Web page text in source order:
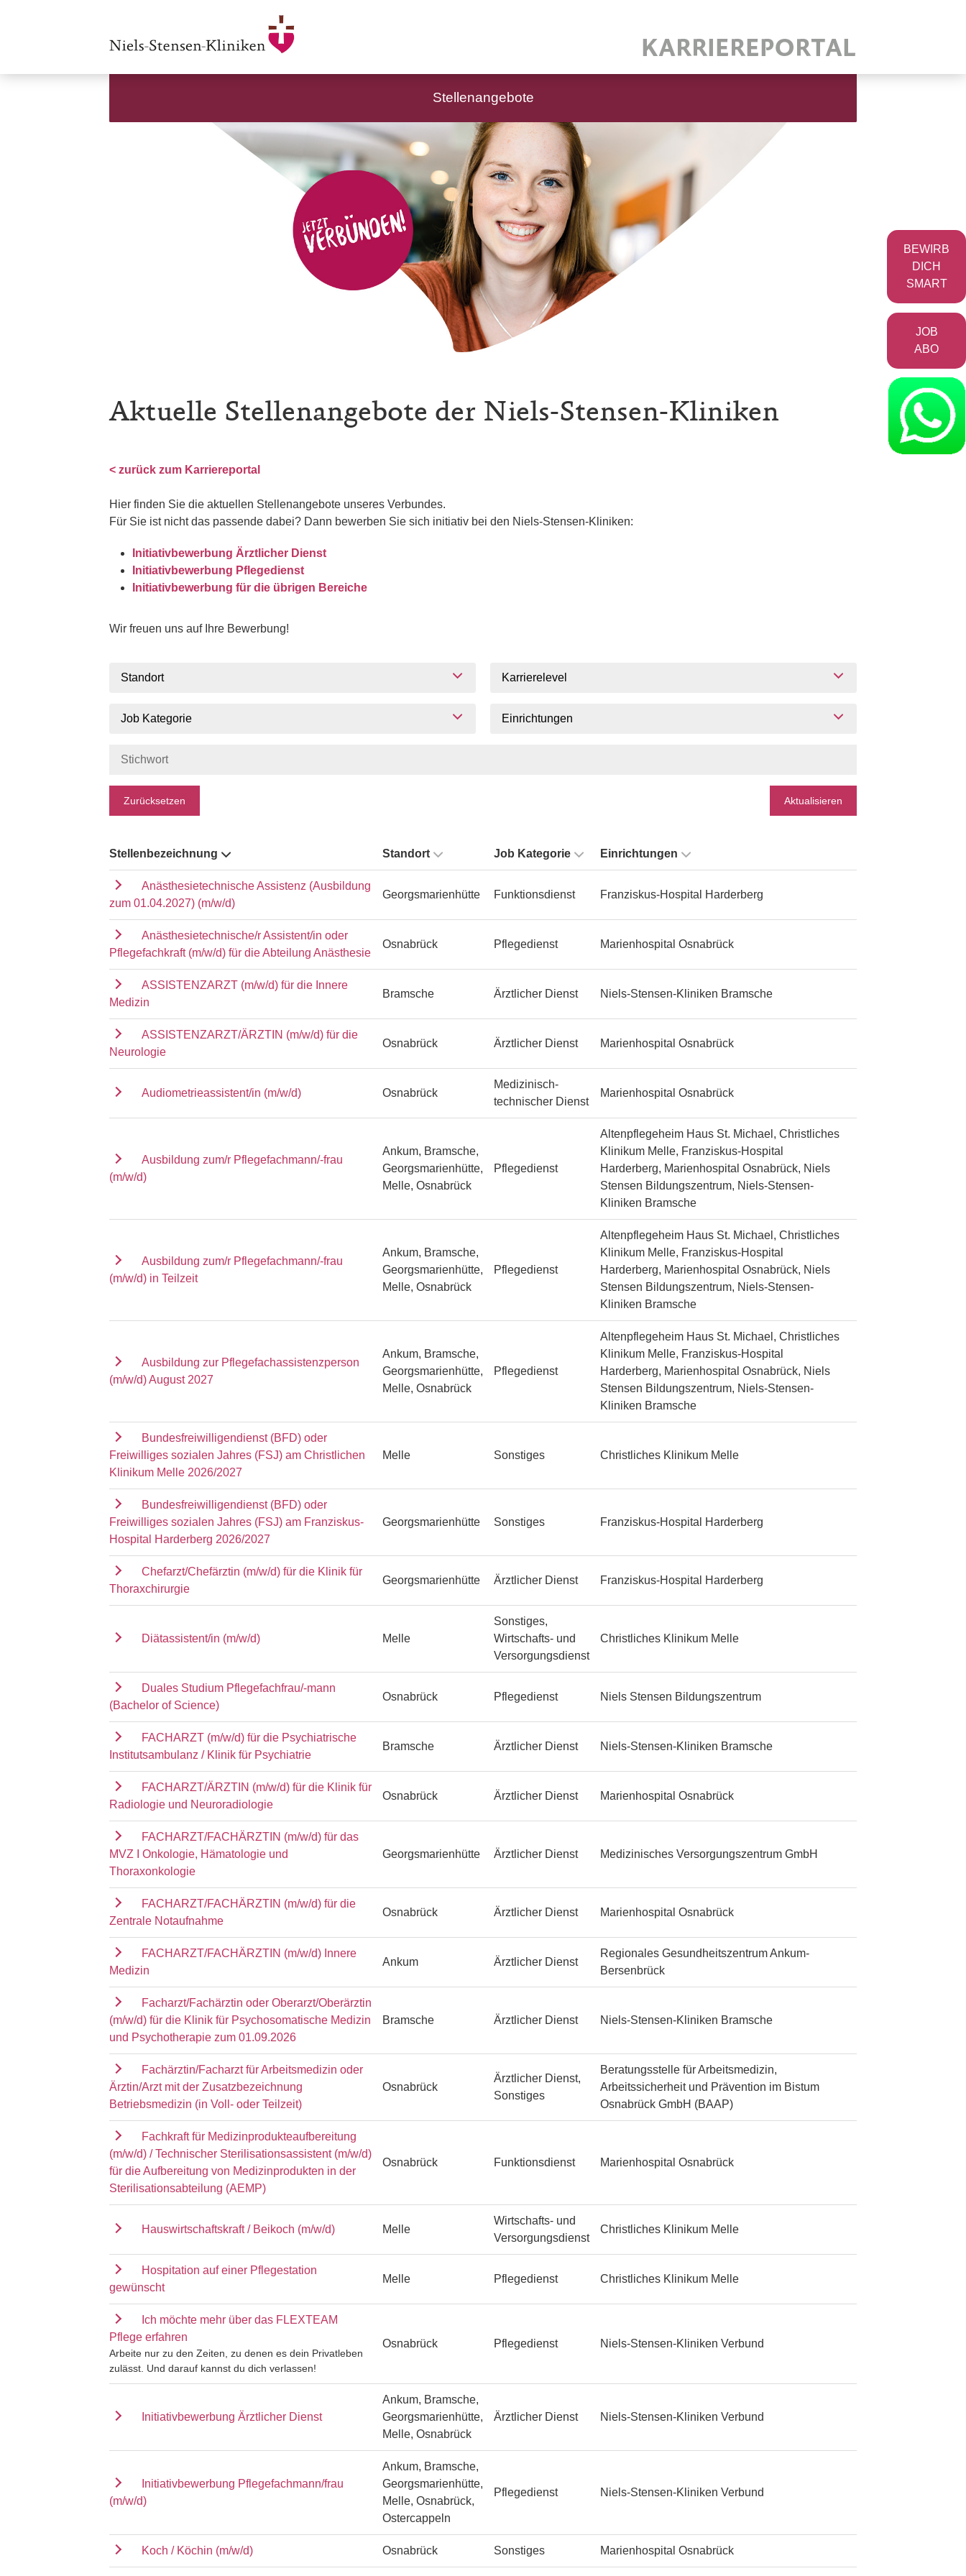
Stellenangebote
Aktuelle Stellenangebote der Niels-Stensen-Kliniken
< zurück zum Karriereportal
Hier finden Sie die aktuellen Stellenangebote unseres Verbundes.
Für Sie ist nicht das passende dabei? Dann bewerben Sie sich initiativ bei den Niels-Stensen-Kliniken:
Initiativbewerbung Ärztlicher Dienst
Initiativbewerbung Pflegedienst
Initiativbewerbung für die übrigen Bereiche
Wir freuen uns auf Ihre Bewerbung!
Standort Karrierelevel
Job Kategorie Einrichtungen
Zurücksetzen Aktualisieren
Stellenbezeichnung Standort Job Kategorie Einrichtungen
Anästhesietechnische Assistenz (Ausbildung
zum 01.04.2027) (m/w/d)
Georgsmarienhütte Funktionsdienst Franziskus-Hospital Harderberg
Anästhesietechnische/r Assistent/in oder
Pflegefachkraft (m/w/d) für die Abteilung Anästhesie
Osnabrück Pflegedienst Marienhospital Osnabrück
ASSISTENZARZT (m/w/d) für die Innere
Medizin
Bramsche Ärztlicher Dienst Niels-Stensen-Kliniken Bramsche
ASSISTENZARZT/ÄRZTIN (m/w/d) für die
Neurologie
Osnabrück Ärztlicher Dienst Marienhospital Osnabrück
Audiometrieassistent/in (m/w/d) Osnabrück
Medizinisch-
technischer Dienst
Marienhospital Osnabrück
Ausbildung zum/r Pflegefachmann/-frau
(m/w/d)
Ankum, Bramsche,
Georgsmarienhütte,
Melle, Osnabrück
Pflegedienst
Altenpflegeheim Haus St. Michael, Christliches
Klinikum Melle, Franziskus-Hospital
Harderberg, Marienhospital Osnabrück, Niels
Stensen Bildungszentrum, Niels-Stensen-
Kliniken Bramsche
Ausbildung zum/r Pflegefachmann/-frau
(m/w/d) in Teilzeit
Ankum, Bramsche,
Georgsmarienhütte,
Melle, Osnabrück
Pflegedienst
Altenpflegeheim Haus St. Michael, Christliches
Klinikum Melle, Franziskus-Hospital
Harderberg, Marienhospital Osnabrück, Niels
Stensen Bildungszentrum, Niels-Stensen-
Kliniken Bramsche
Ausbildung zur Pflegefachassistenzperson
(m/w/d) August 2027
Ankum, Bramsche,
Georgsmarienhütte,
Melle, Osnabrück
Pflegedienst
Altenpflegeheim Haus St. Michael, Christliches
Klinikum Melle, Franziskus-Hospital
Harderberg, Marienhospital Osnabrück, Niels
Stensen Bildungszentrum, Niels-Stensen-
Kliniken Bramsche
Bundesfreiwilligendienst (BFD) oder
Freiwilliges sozialen Jahres (FSJ) am Christlichen
Klinikum Melle 2026/2027
Melle Sonstiges Christliches Klinikum Melle
Bundesfreiwilligendienst (BFD) oder
Freiwilliges sozialen Jahres (FSJ) am Franziskus-
Hospital Harderberg 2026/2027
Georgsmarienhütte Sonstiges Franziskus-Hospital Harderberg
Chefarzt/Chefärztin (m/w/d) für die Klinik für
Thoraxchirurgie
Georgsmarienhütte Ärztlicher Dienst Franziskus-Hospital Harderberg
Diätassistent/in (m/w/d) Melle
Sonstiges,
Wirtschafts- und
Versorgungsdienst
Christliches Klinikum Melle
Duales Studium Pflegefachfrau/-mann
(Bachelor of Science)
Osnabrück Pflegedienst Niels Stensen Bildungszentrum
FACHARZT (m/w/d) für die Psychiatrische
Institutsambulanz / Klinik für Psychiatrie
Bramsche Ärztlicher Dienst Niels-Stensen-Kliniken Bramsche
FACHARZT/ÄRZTIN (m/w/d) für die Klinik für
Radiologie und Neuroradiologie
Osnabrück Ärztlicher Dienst Marienhospital Osnabrück
FACHARZT/FACHÄRZTIN (m/w/d) für das
MVZ I Onkologie, Hämatologie und
Thoraxonkologie
Georgsmarienhütte Ärztlicher Dienst Medizinisches Versorgungszentrum GmbH
FACHARZT/FACHÄRZTIN (m/w/d) für die
Zentrale Notaufnahme
Osnabrück Ärztlicher Dienst Marienhospital Osnabrück
FACHARZT/FACHÄRZTIN (m/w/d) Innere
Medizin
Ankum Ärztlicher Dienst
Regionales Gesundheitszentrum Ankum-
Bersenbrück
Facharzt/Fachärztin oder Oberarzt/Oberärztin
(m/w/d) für die Klinik für Psychosomatische Medizin
und Psychotherapie zum 01.09.2026
Bramsche Ärztlicher Dienst Niels-Stensen-Kliniken Bramsche
Fachärztin/Facharzt für Arbeitsmedizin oder
Ärztin/Arzt mit der Zusatzbezeichnung
Betriebsmedizin (in Voll- oder Teilzeit)
Osnabrück
Ärztlicher Dienst,
Sonstiges
Beratungsstelle für Arbeitsmedizin,
Arbeitssicherheit und Prävention im Bistum
Osnabrück GmbH (BAAP)
Fachkraft für Medizinprodukteaufbereitung
(m/w/d) / Technischer Sterilisationsassistent (m/w/d)
für die Aufbereitung von Medizinprodukten in der
Sterilisationsabteilung (AEMP)
Osnabrück Funktionsdienst Marienhospital Osnabrück
Hauswirtschaftskraft / Beikoch (m/w/d) Melle
Wirtschafts- und
Versorgungsdienst
Christliches Klinikum Melle
Hospitation auf einer Pflegestation
gewünscht
Melle Pflegedienst Christliches Klinikum Melle
Ich möchte mehr über das FLEXTEAM
Pflege erfahren
Arbeite nur zu den Zeiten, zu denen es dein Privatleben
zulässt. Und darauf kannst du dich verlassen!
Osnabrück Pflegedienst Niels-Stensen-Kliniken Verbund
Initiativbewerbung Ärztlicher Dienst
Ankum, Bramsche,
Georgsmarienhütte,
Melle, Osnabrück
Ärztlicher Dienst Niels-Stensen-Kliniken Verbund
Initiativbewerbung Pflegefachmann/frau
(m/w/d)
Ankum, Bramsche,
Georgsmarienhütte,
Melle, Osnabrück,
Ostercappeln
Pflegedienst Niels-Stensen-Kliniken Verbund
Koch / Köchin (m/w/d) Osnabrück Sonstiges Marienhospital Osnabrück
BEWIRB
DICH
SMART
JOB
ABO